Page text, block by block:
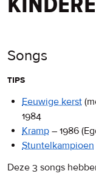
Songs
tips
Eeuwige kerst
1984
Kramp – 1986
Stuntelkampioen
Deze 3 songs